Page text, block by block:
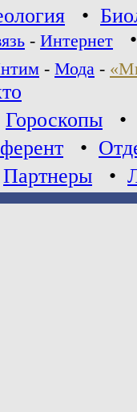
•
- Интернет
- Мода -
Гороскопы •
•
Партнеры •